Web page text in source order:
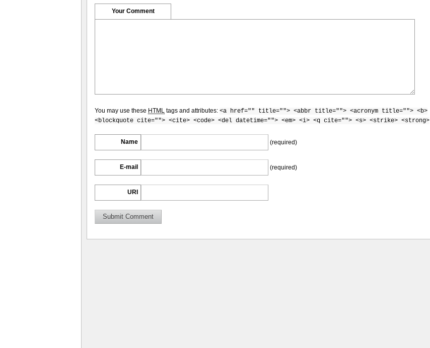
Your Comment
You may use these HTML tags and attributes: <a href="" title=""> <abbr title=""> <acronym title=""> <b>
<blockquote cite=""> <cite> <code> <del datetime=""> <em> <i> <q cite=""> <s> <strike> <strong>
Name (required)
E-mail (required)
URI